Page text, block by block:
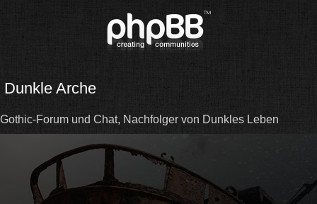
Dunkle Arche
Gothic-Forum und Chat, Nachfolger von Dunkles Leben